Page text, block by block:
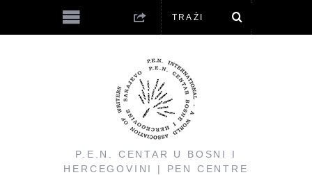
P.E.N. CENTAR U BOSNI I
HERCEGOVINI | PEN CENTRE